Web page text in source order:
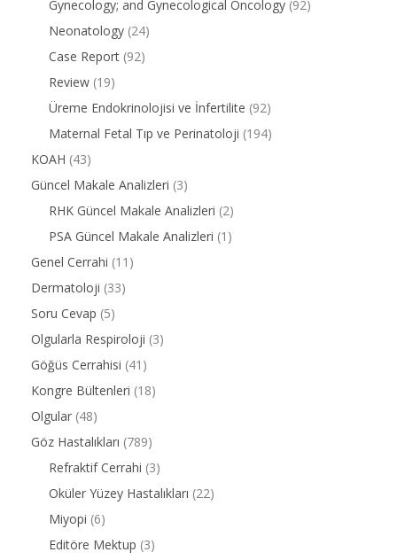
Gynecology; and Gynecological Oncology (92)
Neonatology (24)
Case Report (92)
Review (19)
Üreme Endokrinolojisi ve İnfertilite (92)
Maternal Fetal Tıp ve Perinatoloji (194)
KOAH (43)
Güncel Makale Analizleri (3)
RHK Güncel Makale Analizleri (2)
PSA Güncel Makale Analizleri (1)
Genel Cerrahi (11)
Dermatoloji (33)
Soru Cevap (5)
Olgularla Respiroloji (3)
Göğüs Cerrahisi (41)
Kongre Bültenleri (18)
Olgular (48)
Göz Hastalıkları (789)
Refraktif Cerrahi (3)
Oküler Yüzey Hastalıkları (22)
Miyopi (6)
Editöre Mektup (3)